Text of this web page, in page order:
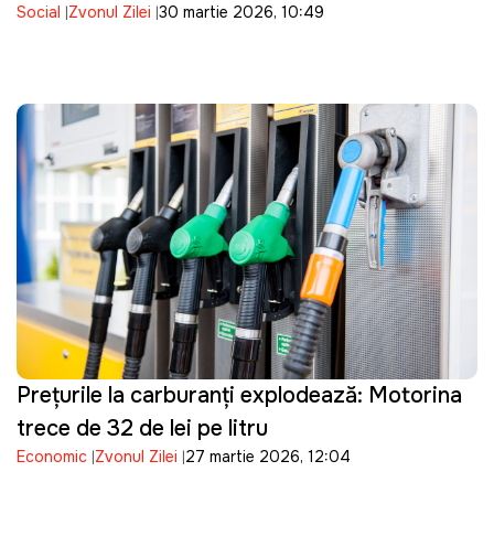
unei decizii într-un dosar penal
Social Zvonul Zilei 30 martie 2026, 10:49
Prețurile la carburanți explodează: Motorina
trece de 32 de lei pe litru
Economic Zvonul Zilei 27 martie 2026, 12:04